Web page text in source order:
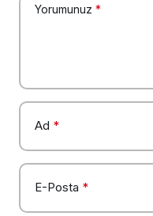
Yorumunuz *
Ad *
E-Posta *